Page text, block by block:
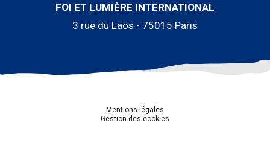
FOI ET LUMIÈRE INTERNATIONAL
3 rue du Laos - 75015 Paris
Mentions légales
Gestion des cookies